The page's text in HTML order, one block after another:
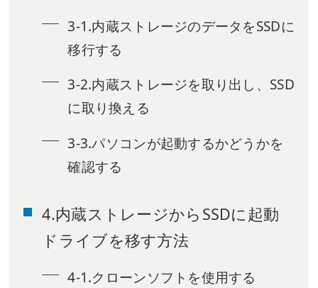
3-1.内蔵ストレージのデータをSSDに
移行する
3-2.内蔵ストレージを取り出し、SSD
に取り換える
3-3.パソコンが起動するかどうかを
確認する
4.内蔵ストレージからSSDに起動
ドライブを移す方法
4-1.クローンソフトを使用する